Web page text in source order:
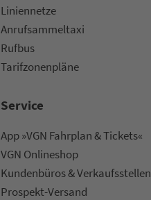
Li­ni­en­netze
An­ruf­sam­mel­taxi
Rufbus
Ta­rif­zo­nen­plä­ne
Service
App »VGN Fahrplan & Tickets«
VGN On­line­shop
Kun­den­bü­ros & Ver­kaufs­stel­len
Prospekt-Versand